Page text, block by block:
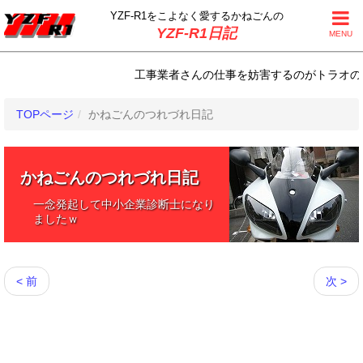
MENU
YZF-R1をこよなく 愛するかねごんの
YZF-R1日記
工事業者さんの仕事を妨害するのがトラオ
TOPページ かねごんのつれづれ日記
かねごんのつれづれ日記
一念発起して中小企業診断士になり
ましたｗ
< 前 次 >